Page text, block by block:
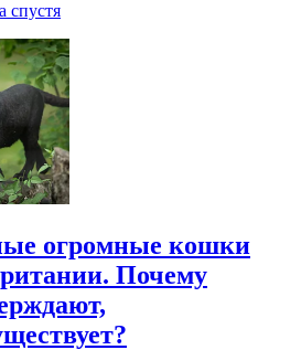
спустя
огромные кошки
Почему